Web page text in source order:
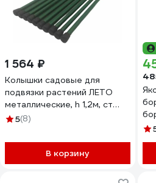
1 564 ₽
Колышки садовые для
подвязки растений ЛЕТО
металлические, h 1,2м, ст
труба d 10мм, 2 упаковки по
5(8)
В корзину
10